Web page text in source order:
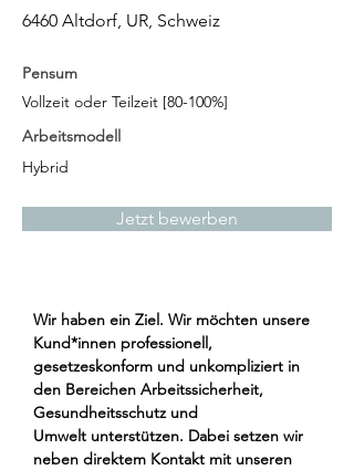
6460 Altdorf, UR, Schweiz
Pensum
Vollzeit oder Teilzeit [80-100%]
Arbeitsmodell
Hybrid
Jetzt bewerben
Wir haben ein Ziel. Wir möchten unsere
Kund*innen professionell,
gesetzeskonform und unkompliziert in
den Bereichen Arbeitssicherheit,
Gesundheitsschutz und
Umwelt unterstützen. Dabei setzen wir
neben direktem Kontakt mit unseren